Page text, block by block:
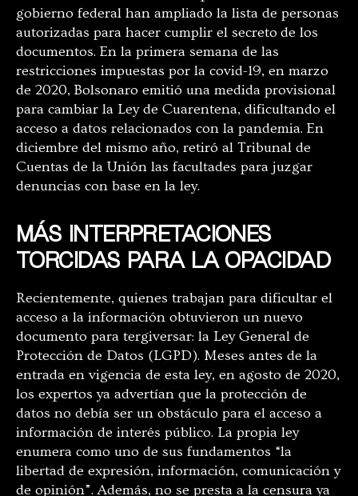
gobierno federal han ampliado la lista de personas
autorizadas para hacer cumplir el secreto de los
documentos. En la primera semana de las
restricciones impuestas por la covid-19, en marzo
de 2020, Bolsonaro emitió una medida provisional
para cambiar la Ley de Cuarentena, dificultando el
acceso a datos relacionados con la pandemia. En
diciembre del mismo año, retiró al Tribunal de
Cuentas de la Unión las facultades para juzgar
denuncias con base en la ley.
MÁS INTERPRETACIONES
TORCIDAS PARA LA OPACIDAD
Recientemente, quienes trabajan para dificultar el
acceso a la información obtuvieron un nuevo
documento para tergiversar: la Ley General de
Protección de Datos (LGPD). Meses antes de la
entrada en vigencia de esta ley, en agosto de 2020,
los expertos ya advertían que la protección de
datos no debía ser un obstáculo para el acceso a
información de interés público. La propia ley
enumera como uno de sus fundamentos “la
libertad de expresión, información, comunicación y
de opinión”. Además, no se presta a la censura ya